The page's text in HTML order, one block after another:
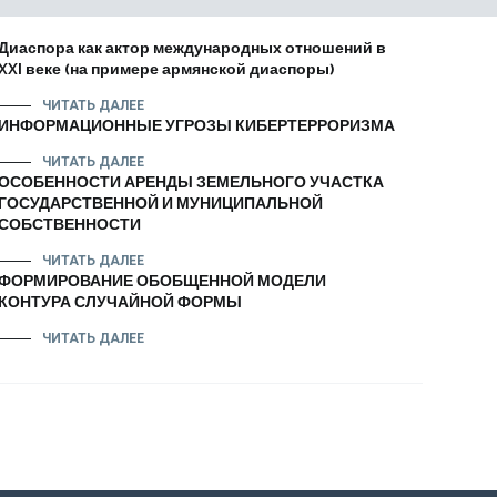
как актор международных отношений в
веке (на примере армянской диаспоры)
ЧИТАТЬ ДАЛЕЕ
ИНФОРМАЦИОННЫЕ УГРОЗЫ КИБЕРТЕРРОРИЗМА
ЧИТАТЬ ДАЛЕЕ
АРЕНДЫ ЗЕМЕЛЬНОГО УЧАСТКА
ГОСУДАРСТВЕННОЙ И МУНИЦИПАЛЬНОЙ
ЧИТАТЬ ДАЛЕЕ
ОБОБЩЕННОЙ МОДЕЛИ
КОНТУРА СЛУЧАЙНОЙ ФОРМЫ
ЧИТАТЬ ДАЛЕЕ